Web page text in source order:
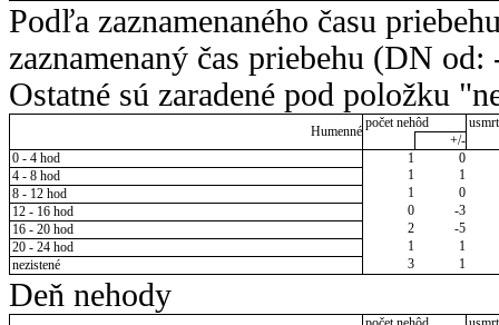
Podľa zaznamenaného času
zaznamenaný čas priebehu (DN
Ostatné sú zaradené pod položku
Humenné
počet nehôd
+/-
0 - 4 hod
1
0
4 - 8 hod
1
1
8 - 12 hod
1
0
12 - 16 hod
0
-3
16 - 20 hod
2
-5
20 - 24 hod
1
1
nezistené
3 1
Deň nehody